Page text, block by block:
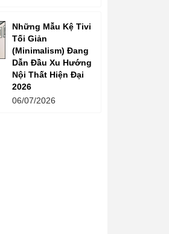
Những Mẫu Kệ Tivi
Tối Giản
(Minimalism) Đang
Dẫn Đầu Xu Hướng
Nội Thất Hiện Đại
2026
06/07/2026